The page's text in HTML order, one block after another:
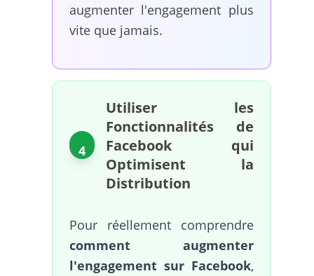
augmenter l'engagement plus
vite que jamais.
4
Utiliser les
Fonctionnalités de
Facebook qui
Optimisent la
Distribution
Pour réellement comprendre
comment augmenter
l'engagement sur Facebook,